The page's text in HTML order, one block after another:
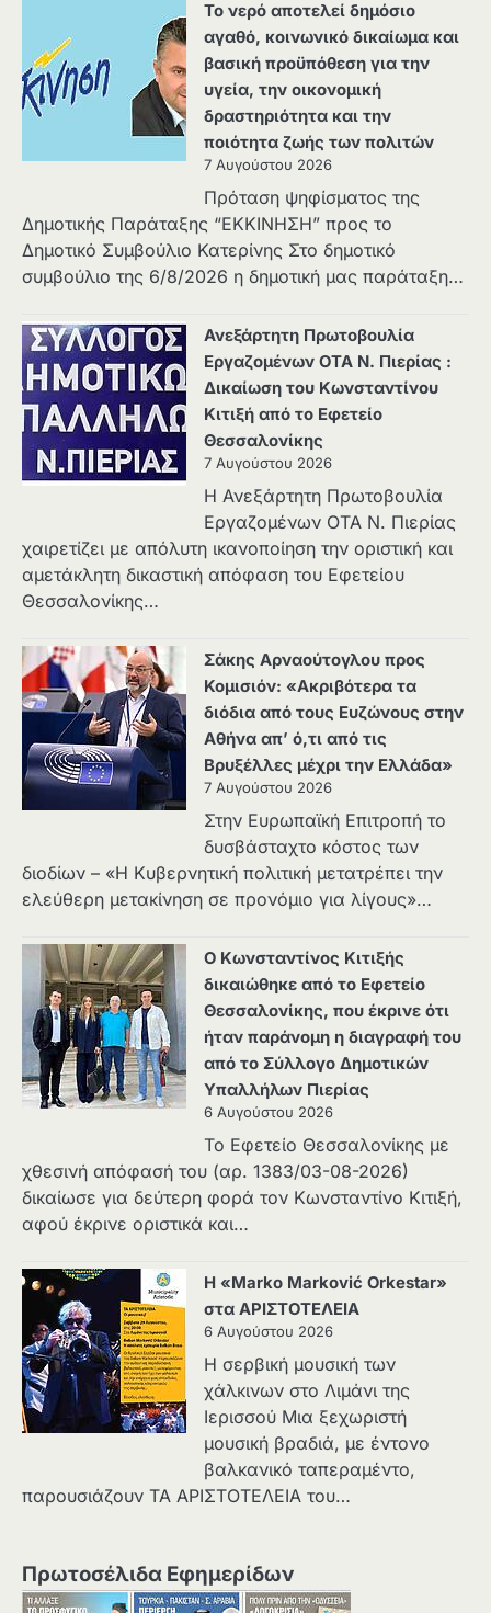
Το νερό αποτελεί δημόσιο
αγαθό, κοινωνικό δικαίωμα και
βασική προϋπόθεση για την
υγεία, την οικονομική
δραστηριότητα και την
ποιότητα ζωής των πολιτών
7 Αυγούστου 2026
Πρόταση ψηφίσματος της
Δημοτικής Παράταξης “ΕΚΚΙΝΗΣΗ” προς το
Δημοτικό Συμβούλιο Κατερίνης Στο δημοτικό
συμβούλιο της 6/8/2026 η δημοτική μας παράταξη…
Ανεξάρτητη Πρωτοβουλία
Εργαζομένων ΟΤΑ Ν. Πιερίας :
Δικαίωση του Κωνσταντίνου
Κιτιξή από το Εφετείο
Θεσσαλονίκης
7 Αυγούστου 2026
Η Ανεξάρτητη Πρωτοβουλία
Εργαζομένων ΟΤΑ Ν. Πιερίας
χαιρετίζει με απόλυτη ικανοποίηση την οριστική και
αμετάκλητη δικαστική απόφαση του Εφετείου
Θεσσαλονίκης…
Σάκης Αρναούτογλου προς
Κομισιόν: «Ακριβότερα τα
διόδια από τους Ευζώνους στην
Αθήνα απ’ ό,τι από τις
Βρυξέλλες μέχρι την Ελλάδα»
7 Αυγούστου 2026
Στην Ευρωπαϊκή Επιτροπή το
δυσβάσταχτο κόστος των
διοδίων – «Η Κυβερνητική πολιτική μετατρέπει την
ελεύθερη μετακίνηση σε προνόμιο για λίγους»…
Ο Κωνσταντίνος Κιτιξής
δικαιώθηκε από το Εφετείο
Θεσσαλονίκης, που έκρινε ότι
ήταν παράνομη η διαγραφή του
από το Σύλλογο Δημοτικών
Υπαλλήλων Πιερίας
6 Αυγούστου 2026
Το Εφετείο Θεσσαλονίκης με
χθεσινή απόφασή του (αρ. 1383/03-08-2026)
δικαίωσε για δεύτερη φορά τον Κωνσταντίνο Κιτιξή,
αφού έκρινε οριστικά και…
Η «Marko Marković Orkestar»
στα ΑΡΙΣΤΟΤΕΛΕΙΑ
6 Αυγούστου 2026
Η σερβική μουσική των
χάλκινων στο Λιμάνι της
Ιερισσού Μια ξεχωριστή
μουσική βραδιά, με έντονο
βαλκανικό ταπεραμέντο,
παρουσιάζουν ΤΑ ΑΡΙΣΤΟΤΕΛΕΙΑ του…
Πρωτοσέλιδα Εφημερίδων